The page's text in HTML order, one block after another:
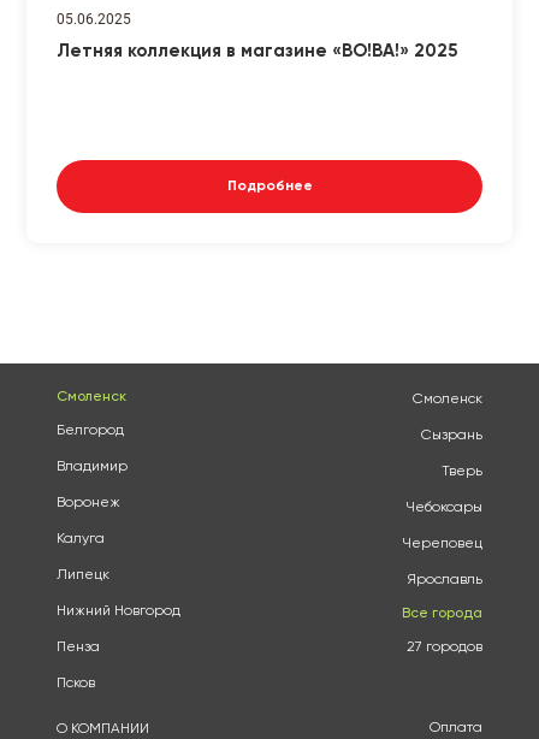
05.06.2025
Летняя коллекция в магазине «ВО!ВА!» 2025
Подробнее
Смоленск
Белгород
Владимир
Воронеж
Калуга
Липецк
Нижний Новгород
Пенза
Псков
Смоленск
Сызрань
Тверь
Чебоксары
Череповец
Ярославль
Все города
27 городов
О КОМПАНИИ Оплата